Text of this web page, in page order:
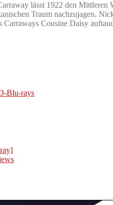
lässt 1922 den Mittleren
Traum nachzujagen.
Cousine Daisy
Blu-rays